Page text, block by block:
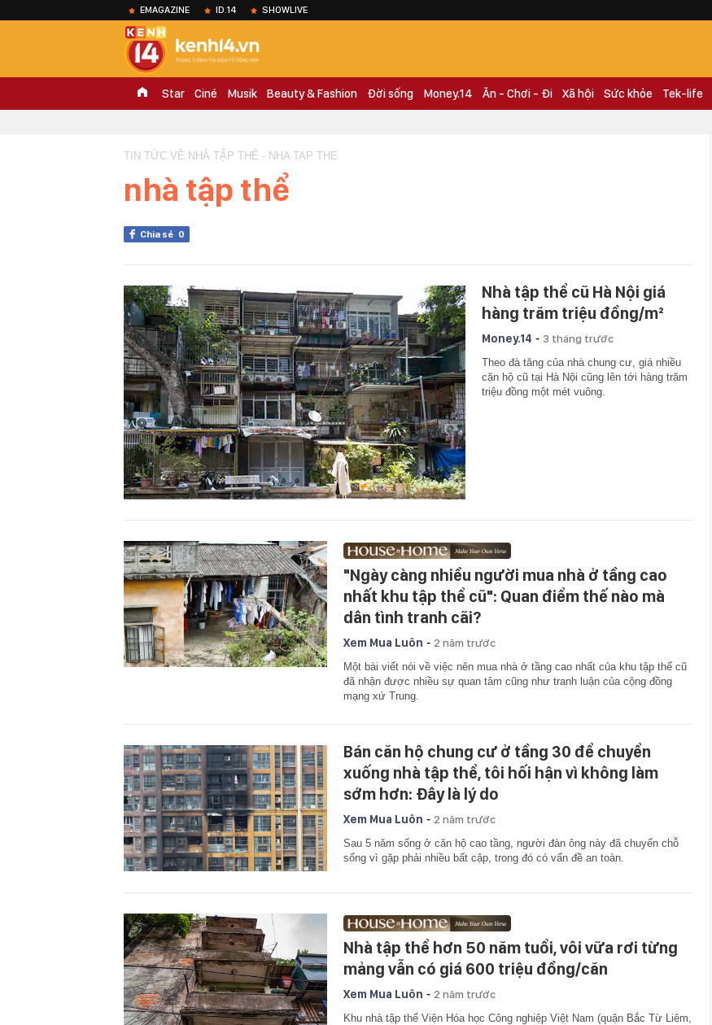
EMAGAZINE ID.14 SHOWLIVE
Star Ciné Musik Beauty & Fashion Đời sống Money.14 Ăn - Chơi - Đi Xã hội Sức khỏe Tek-life
TIN TỨC VỀ NHÀ TẬP THỂ - NHA TAP THE
nhà tập thể
Chia sẻ 0
Nhà tập thể cũ Hà Nội giá
hàng trăm triệu đồng/m²
Money.14 - 3 tháng trước
Theo đà tăng của nhà chung cư, giá nhiều
căn hộ cũ tại Hà Nội cũng lên tới hàng trăm
triệu đồng một mét vuông.
"Ngày càng nhiều người mua nhà ở tầng cao
nhất khu tập thể cũ": Quan điểm thế nào mà
dân tình tranh cãi?
Xem Mua Luôn - 2 năm trước
Một bài viết nói về việc nên mua nhà ở tầng cao nhất của khu tập thể cũ
đã nhận được nhiều sự quan tâm cũng như tranh luận của cộng đồng
mạng xứ Trung.
Bán căn hộ chung cư ở tầng 30 để chuyển
xuống nhà tập thể, tôi hối hận vì không làm
sớm hơn: Đây là lý do
Xem Mua Luôn - 2 năm trước
Sau 5 năm sống ở căn hộ cao tầng, người đàn ông này đã chuyển chỗ
sống vì gặp phải nhiều bất cập, trong đó có vấn đề an toàn.
Nhà tập thể hơn 50 năm tuổi, vôi vữa rơi từng
mảng vẫn có giá 600 triệu đồng/căn
Xem Mua Luôn - 2 năm trước
Khu nhà tập thể Viện Hóa học Công nghiệp Việt Nam (quận Bắc Từ Liêm,